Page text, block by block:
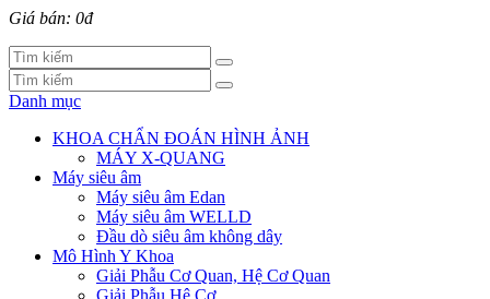
Giá bán: 0đ
Danh mục
KHOA CHẨN ĐOÁN HÌNH ẢNH
MÁY X-QUANG
Máy siêu âm
Máy siêu âm Edan
Máy siêu âm WELLD
Đầu dò siêu âm không dây
Mô Hình Y Khoa
Giải Phẫu Cơ Quan, Hệ Cơ Quan
Giải Phẫu Hệ Cơ